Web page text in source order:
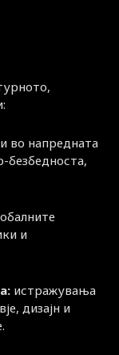
во напредната
безбедноста,
и
истражувања
дизајн и